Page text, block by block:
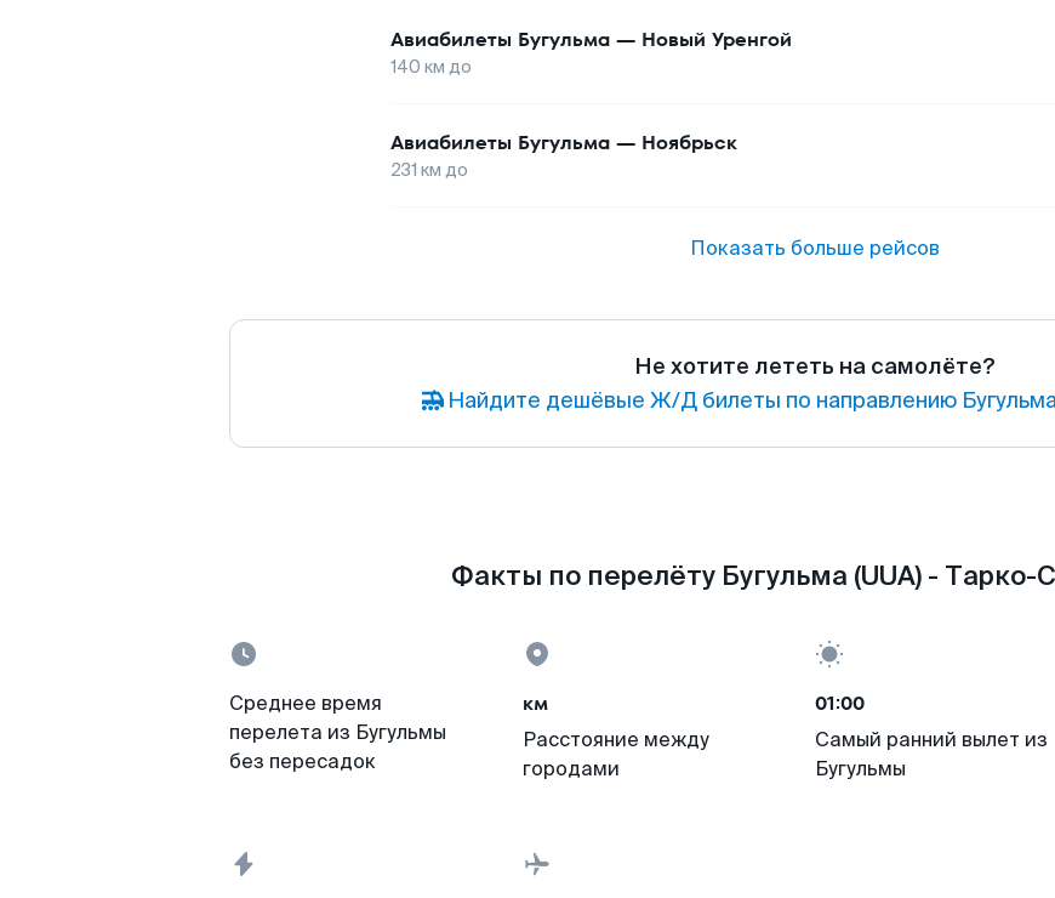
Авиабилеты Бугульма — Новый Уренгой
140 км до
Авиабилеты Бугульма — Ноябрьск
231 км до
Показать больше рейсов
Не хотите лететь на самолёте?
Найдите дешёвые Ж/Д билеты по направлению
Факты по перелёту Бугульма (UUA) - Тарко-
Среднее время
перелета из Бугульмы
без пересадок
км
Расстояние между
городами
01:00
Самый ранний вылет из
Бугульмы